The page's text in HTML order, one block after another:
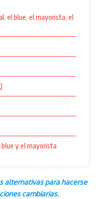
el blue, el mayorista, el
blue y el mayorista
alternativas para hacerse
cambiarias.